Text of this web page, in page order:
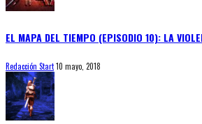
EL MAPA DEL TIEMPO (EPISODIO 10): LA
Redacción Start10 mayo, 2018